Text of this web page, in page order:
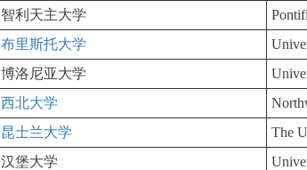
智利天主大学
布里斯托大学
博洛尼亚大学
西北大学
昆士兰大学 The
汉堡大学